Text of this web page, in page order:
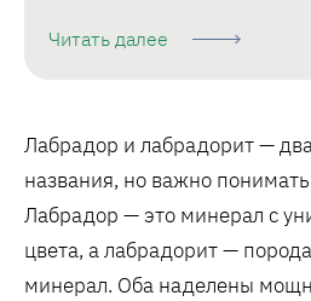
Читать далее
Лабрадор и лабрадорит —
названия, но важно
Лабрадор — это минерал с
цвета, а лабрадорит —
минерал. Оба наделены